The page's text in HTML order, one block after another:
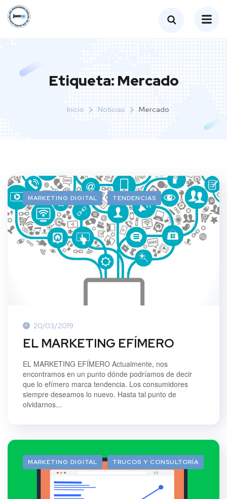
Etiqueta: Mercado
Inicio Noticias Mercado
MARKETING DIGITAL TENDENCIAS
20/03/2019
EL MARKETING EFÍMERO
EL MARKETING EFÍMERO Actualmente, nos
encontramos en un punto dónde podríamos de decir
que lo efímero marca tendencia. Los consumidores
siempre deseamos lo nuevo. Hasta tal punto de
olvidarnos...
MARKETING DIGITAL TRUCOS Y CONSULTORÍA